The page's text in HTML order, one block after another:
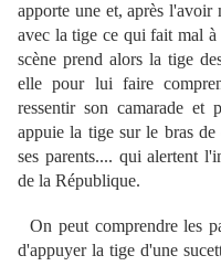
apporte une et, après l'avoir
avec la tige ce qui fait mal
scène prend alors la tige
elle pour lui faire
ressentir son camarade et
appuie la tige sur le bras
ses parents.... qui alertent
de la République.
On peut comprendre les
d'appuyer la tige d'une